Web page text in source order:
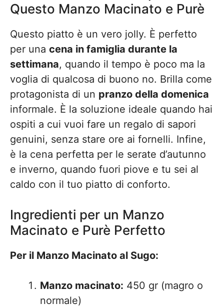
Questo Manzo Macinato e Purè
Questo piatto è un vero jolly. È perfetto
per una cena in famiglia durante la
settimana, quando il tempo è poco ma la
voglia di qualcosa di buono no. Brilla come
protagonista di un pranzo della domenica
informale. È la soluzione ideale quando hai
ospiti a cui vuoi fare un regalo di sapori
genuini, senza stare ore ai fornelli. Infine,
è la cena perfetta per le serate d’autunno
e inverno, quando fuori piove e tu sei al
caldo con il tuo piatto di conforto.
Ingredienti per un Manzo
Macinato e Purè Perfetto
Per il Manzo Macinato al Sugo:
Manzo macinato: 450 gr (magro o
normale)